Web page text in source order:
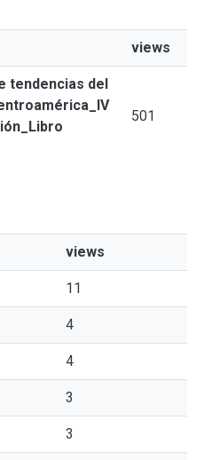
views
tendencias del
501
views
11
4
4
3
3